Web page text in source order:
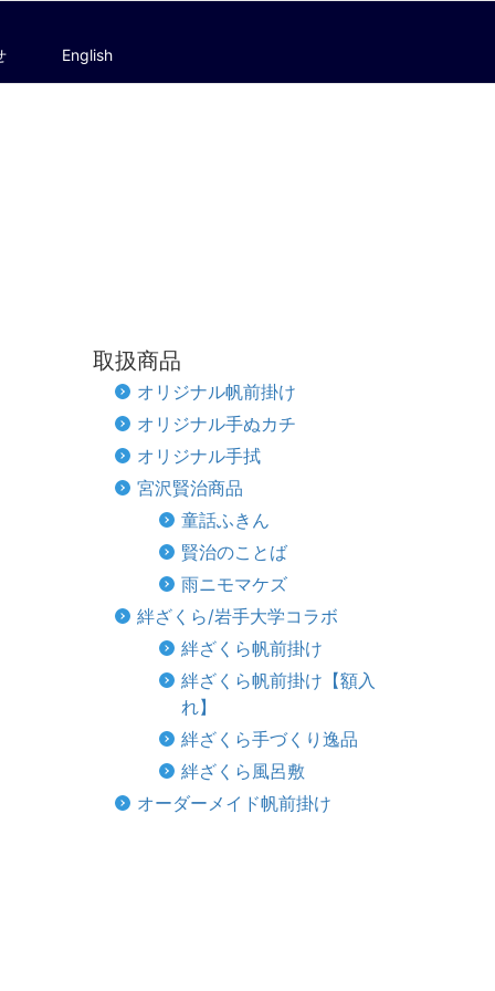
English
取扱商品
オリジナル帆前掛け
オリジナル手ぬカチ
オリジナル手拭
宮沢賢治商品
童話ふきん
賢治のことば
雨ニモマケズ
絆ざくら/岩手大学コラボ
絆ざくら帆前掛け
絆ざくら帆前掛け【額入
れ】
絆ざくら手づくり逸品
絆ざくら風呂敷
オーダーメイド帆前掛け